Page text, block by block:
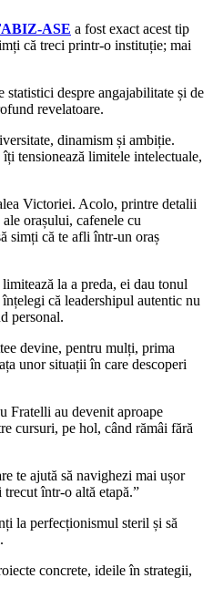
ASE a fost exact acest tip
că treci printr-o instituție; mai
despre angajabilitate și de
revelatoare.
dinamism și ambiție.
tensionează limitele intelectuale,
Victoriei. Acolo, printre detalii
orașului, cafenele cu
simți că te afli într-un oraș
la a preda, ei dau tonul
că leadershipul autentic nu
personal.
devine, pentru mulți, prima
unor situații în care descoperi
Fratelli au devenit aproape
cursuri, pe hol, când rămâi fără
te ajută să navighezi mai ușor
într-o altă etapă.”
la perfecționismul steril și să
concrete, ideile în strategii,